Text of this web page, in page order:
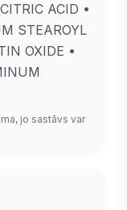
ACID •
STEAROYL
OXIDE •
jo sastāvs var